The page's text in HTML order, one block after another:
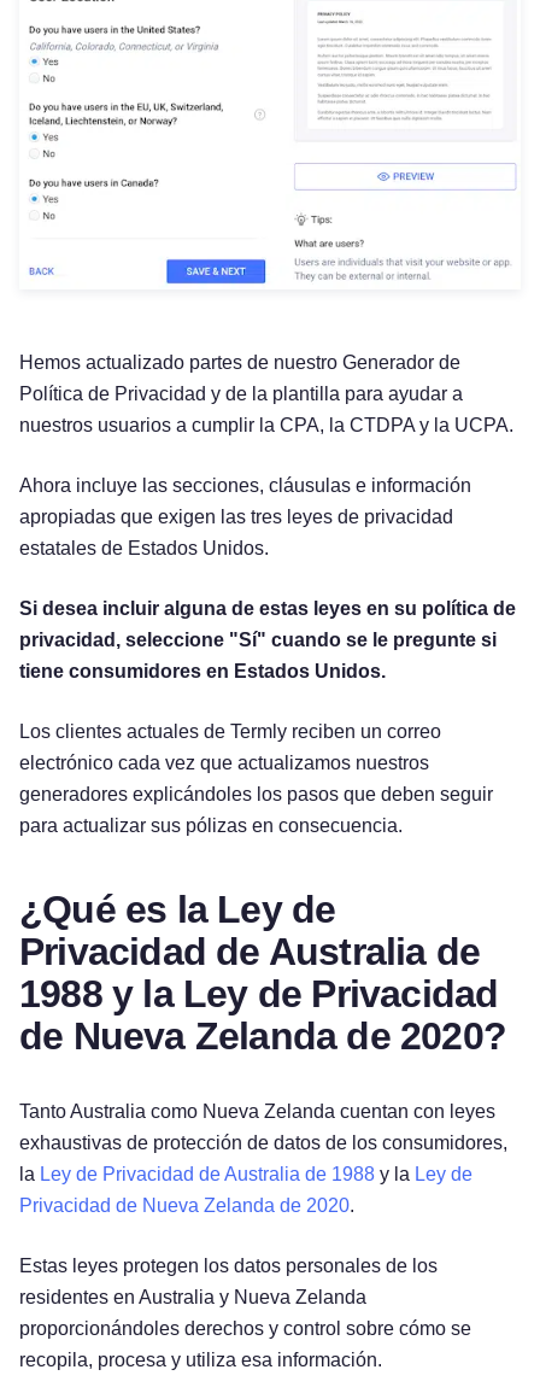
Hemos actualizado partes de nuestro Generador de
Política de Privacidad y de la plantilla para ayudar a
nuestros usuarios a cumplir la CPA, la CTDPA y la UCPA.
Ahora incluye las secciones, cláusulas e información
apropiadas que exigen las tres leyes de privacidad
estatales de Estados Unidos.
Si desea incluir alguna de estas leyes en su política de
privacidad, seleccione "Sí" cuando se le pregunte si
tiene consumidores en Estados Unidos.
Los clientes actuales de Termly reciben un correo
electrónico cada vez que actualizamos nuestros
generadores explicándoles los pasos que deben seguir
para actualizar sus pólizas en consecuencia.
¿Qué es la Ley de
Privacidad de Australia de
1988 y la Ley de Privacidad
de Nueva Zelanda de 2020?
Tanto Australia como Nueva Zelanda cuentan con leyes
exhaustivas de protección de datos de los consumidores,
la Ley de Privacidad de Australia de 1988 y la Ley de
Privacidad de Nueva Zelanda de 2020.
Estas leyes protegen los datos personales de los
residentes en Australia y Nueva Zelanda
proporcionándoles derechos y control sobre cómo se
recopila, procesa y utiliza esa información.